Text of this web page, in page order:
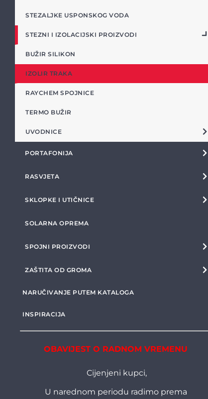
STEZALJKE USPONSKOG VODA
STEZNI I IZOLACIJSKI PROIZVODI
BUŽIR SILIKON
IZOLIR TRAKA
RAYCHEM SPOJNICE
TERMO BUŽIR
UVODNICE
PORTAFONIJA
RASVJETA
SKLOPKE I UTIČNICE
SOLARNA OPREMA
SPOJNI PROIZVODI
ZAŠTITA OD GROMA
NARUČIVANJE PUTEM KATALOGA
INSPIRACIJA
OBAVIJEST O RADNOM VREMENU
Cijenjeni kupci,
U narednom periodu radimo prema